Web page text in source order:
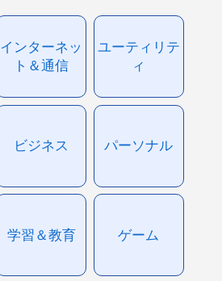
インターネッ
ト＆通信
ユーティリテ
ィ
ビジネス パーソナル
学習＆教育 ゲーム